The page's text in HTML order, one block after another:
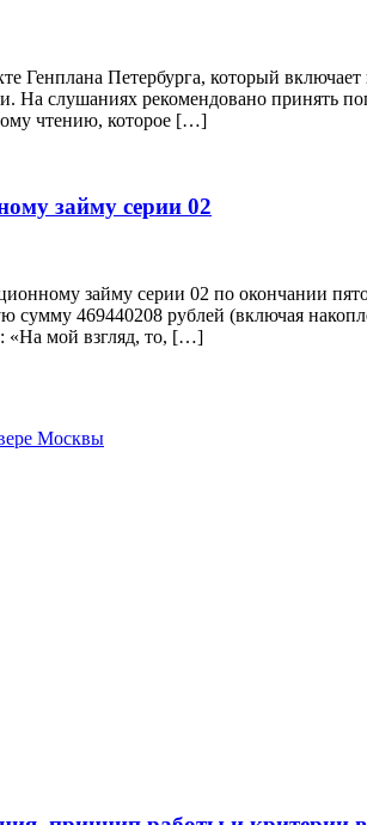
Генплана Петербурга, который
На слушаниях рекомендовано принять
чтению, которое […]
займу серии 02
займу серии 02 по окончании
сумму 469440208 рублей (включая
«На мой взгляд, то, […]
Москвы